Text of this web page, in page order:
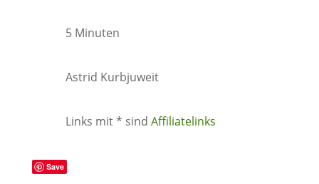
5 Minuten
Astrid Kurbjuweit
Links mit * sind Affiliatelinks
Save